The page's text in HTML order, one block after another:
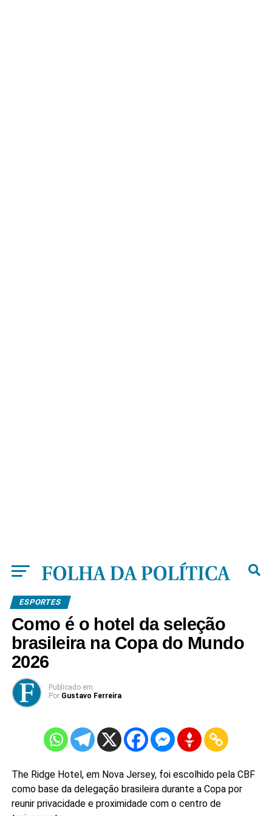
ESPORTES
Como é o hotel da seleção
brasileira na Copa do Mundo
2026
Publicado em
Por Gustavo Ferreira
The Ridge Hotel, em Nova Jersey, foi escolhido pela CBF
como base da delegação brasileira durante a Copa por
reunir privacidade e proximidade com o centro de